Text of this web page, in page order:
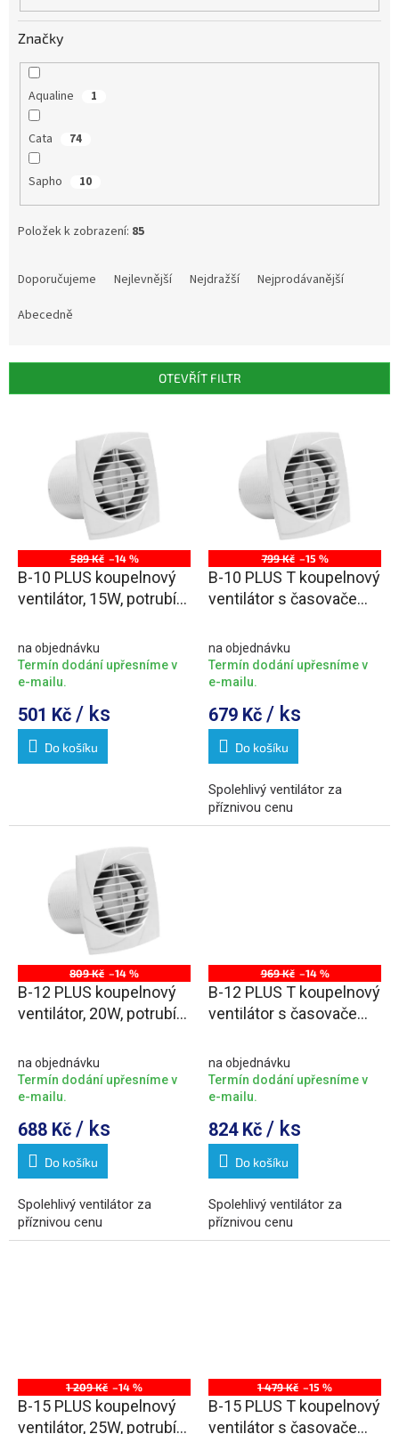
Značky
Aqualine 1
Cata 74
Sapho 10
Položek k zobrazení: 85
r
Doporučujeme Nejlevnější Nejdražší
Nejprodávanější
Abecedně
OTEVŘÍT FILTR
589 Kč –14 %
B-10 PLUS koupelnový
ventilátor, 15W, potrubí
na objednávku
Termín dodání upřesníme v
e-mailu.
501 Kč / ks
Do košíku
799 Kč –15 %
B-10 PLUS T koupelnový
ventilátor s časovačem,
bílá
na objednávku
Termín dodání upřesníme v
e-mailu.
679 Kč / ks
Do košíku
Spolehlivý ventilátor za
příznivou cenu
809 Kč –14 %
B-12 PLUS koupelnový
ventilátor, 20W, potrubí
na objednávku
Termín dodání upřesníme v
e-mailu.
688 Kč / ks
Do košíku
Spolehlivý ventilátor za
příznivou cenu
969 Kč –14 %
B-12 PLUS T koupelnový
ventilátor s časovačem,
bílá
na objednávku
Termín dodání upřesníme v
e-mailu.
824 Kč / ks
Do košíku
Spolehlivý ventilátor za
příznivou cenu
1 209 Kč –14 %
B-15 PLUS koupelnový
ventilátor, 25W, potrubí
1 479 Kč –15 %
B-15 PLUS T koupelnový
ventilátor s časovačem,